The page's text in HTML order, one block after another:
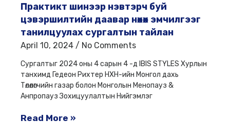
Практикт шинээр нэвтэрч буй
цэвэршилтийн даавар нөхөх эмчилгээг
танилцуулах сургалтын тайлан
April 10, 2024 No Comments
Сургалтыг 2024 оны 4 сарын 4 -д IBIS STYLES Хурлын
танхимд Гедеон Рихтер НХН-ийн Монгол дахь
Төлөөлөгчийн газар болон Монголын Менопауз &
Анпропауз Зохицуулалтын Нийгэмлэг
Read More »